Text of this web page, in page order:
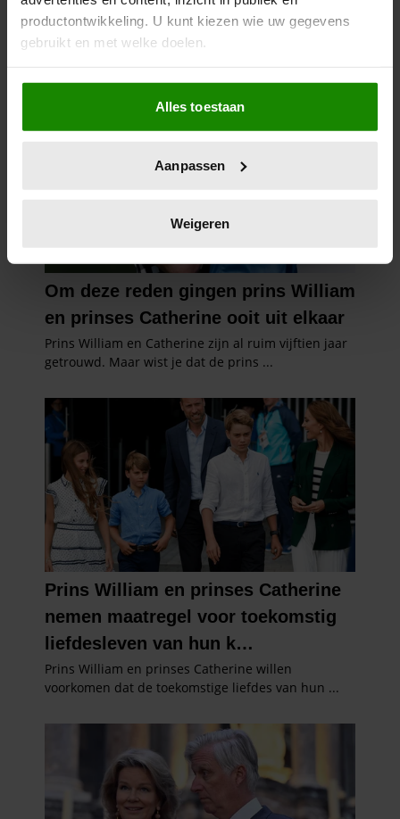
productontwikkeling. U kunt kiezen wie uw gegevens
gebruikt en met welke doelen.
Als u het toestaat, willen we ook graag:
Informatie verzamelen over uw geografische
locatie, die tot een paar meter nauwkeurig kan zijn
scannen op specifieke eigenschappen (fingerprinting)
verwerkt en stel uw voorkeuren in het
intrekken in de Cookieverklaring.
We gebruiken cookies om content en advertenties te
personaliseren, om functies voor social media te bieden
en om ons websiteverkeer te analyseren. Ook delen we
informatie over uw gebruik van onze site met onze
partners kunnen deze gegevens combineren met andere
informatie die u aan ze heeft verstrekt of die ze hebben
verzameld op basis van uw gebruik van hun services. U
gaat akkoord met onze cookies als u onze website blijft
gebruiken.
Alles toestaan
Aanpassen
Weigeren